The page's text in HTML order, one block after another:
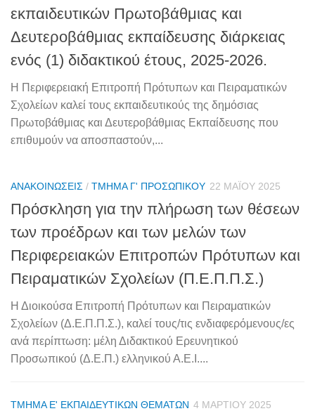
εκπαιδευτικών Πρωτοβάθμιας και
Δευτεροβάθμιας εκπαίδευσης διάρκειας
ενός (1) διδακτικού έτους, 2025-2026.
Η Περιφερειακή Επιτροπή Πρότυπων και Πειραματικών
Σχολείων καλεί τους εκπαιδευτικούς της δημόσιας
Πρωτοβάθμιας και Δευτεροβάθμιας Εκπαίδευσης που
επιθυμούν να αποσπαστούν,...
ΑΝΑΚΟΙΝΏΣΕΙΣ / ΤΜΉΜΑ Γ' ΠΡΟΣΩΠΙΚΟΎ 22 ΜΑΪ́ΟΥ 2025
Πρόσκληση για την πλήρωση των θέσεων
των προέδρων και των μελών των
Περιφερειακών Επιτροπών Πρότυπων και
Πειραματικών Σχολείων (Π.Ε.Π.Π.Σ.)
Η Διοικούσα Επιτροπή Πρότυπων και Πειραματικών
Σχολείων (Δ.Ε.Π.Π.Σ.), καλεί τους/τις ενδιαφερόμενους/ες
ανά περίπτωση: μέλη Διδακτικού Ερευνητικού
Προσωπικού (Δ.Ε.Π.) ελληνικού Α.Ε.Ι....
ΤΜΉΜΑ Ε' ΕΚΠΑΙΔΕΥΤΙΚΏΝ ΘΕΜΆΤΩΝ 4 ΜΑΡΤΊΟΥ 2025